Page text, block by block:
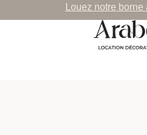
Louez notre